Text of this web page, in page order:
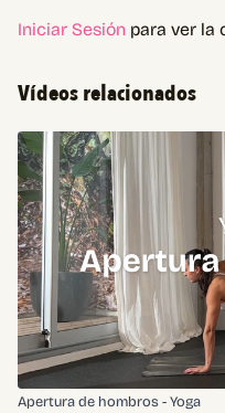
Iniciar Sesión para ver la
Vídeos relacionados
Apertura de hombros - Yoga